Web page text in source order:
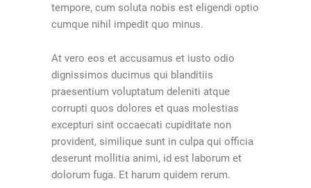
tempore, cum soluta nobis est eligendi optio
cumque nihil impedit quo minus.
At vero eos et accusamus et iusto odio
dignissimos ducimus qui blanditiis
praesentium voluptatum deleniti atque
corrupti quos dolores et quas molestias
excepturi sint occaecati cupiditate non
provident, similique sunt in culpa qui officia
deserunt mollitia animi, id est laborum et
dolorum fuga. Et harum quidem rerum.